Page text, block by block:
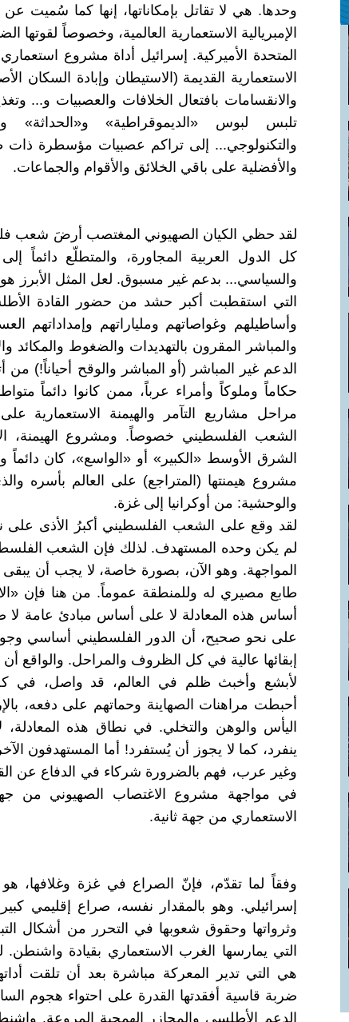
وحدها. هي لا تقاتل بإمكاناتها، إنها كما سُميت
الإمبريالية الاستعمارية العالمية، وخصوصاً لقوتها
المتحدة الأميركية. إسرائيل أداة مشروع
الاستعمارية القديمة (الاستيطان وإبادة السكان
والانقسامات بافتعال الخلافات والعصبيات و...
تلبس لبوس «الديموقراطية» و«الحداثة»
والتكنولوجي... إلى تراكم عصبيات مؤسطرة
والأفضلية على باقي الخلائق والأقوام والجماعات.
لقد حظي الكيان الصهيوني المغتصب أرضَ شعب
كل الدول العربية المجاورة، والمتطلّع دائماً
والسياسي... بدعم غير مسبوق. لعل المثل الأبرز
التي استقطبت أكبر حشد من حضور القادة
وأساطيلهم وغواصاتهم وملياراتهم وإمداداتهم
والمباشر المقرون بالتهديدات والضغوط والمكائد
الدعم غير المباشر (أو المباشر والوقح أحياناً!)
حكاماً وملوكاً وأمراء عرباً، ممن كانوا دائماً
مراحل مشاريع التآمر والهيمنة الاستعمارية
الشعب الفلسطيني خصوصاً. ومشروع الهيمنة،
الشرق الأوسط «الكبير» أو «الواسع»، كان دائماً
مشروع هيمنتها (المتراجع) على العالم بأسره
والوحشية: من أوكرانيا إلى غزة.
لقد وقع على الشعب الفلسطيني أكبرُ الأذى على
لم يكن وحده المستهدف. لذلك فإن الشعب
المواجهة. وهو الآن، بصورة خاصة، لا يجب أن
طابع مصيري له وللمنطقة عموماً. من هنا فإن
أساس هذه المعادلة لا على أساس مبادئ عامة لا
على نحو صحيح، أن الدور الفلسطيني أساسي
إبقائها عالية في كل الظروف والمراحل.
لأبشع وأخبث ظلم في العالم، قد واصل، في
أحبطت مراهنات الصهاينة وحماتهم على دفعه،
اليأس والوهن والتخلي. في نطاق هذه
ينفرد، كما لا يجوز أن يُستفرد! أما المستهدفون
وغير عرب، فهم بالضرورة شركاء في الدفاع عن
في مواجهة مشروع الاغتصاب الصهيوني من
الاستعماري من جهة ثانية.
وفقاً لما تقدّم، فإنّ الصراع في غزة وغلافها،
إسرائيلي. وهو بالمقدار نفسه، صراع إقليمي
وثرواتها وحقوق شعوبها في التحرر من أشكال
التي يمارسها الغرب الاستعماري بقيادة
هي التي تدير المعركة مباشرة بعد أن تلقت
ضربة قاسية أفقدتها القدرة على احتواء هجوم
الدعم الأطلسي والمجازر الهمجية المروعة.